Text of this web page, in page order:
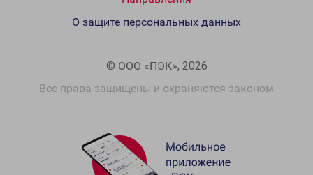
© ООО «ПЭК», 2026
Все права защищены и охраняются законом
О защите персональных данных